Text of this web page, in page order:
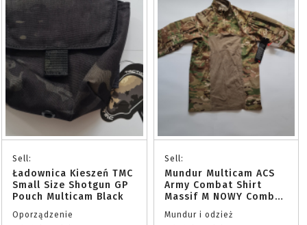
Sell:
Ładownica Kieszeń TMC
Small Size Shotgun GP
Pouch Multicam Black
Oporządzenie
Sell:
Mundur Multicam ACS
Army Combat Shirt
Massif M NOWY Combat
shirt
Mundur i odzież